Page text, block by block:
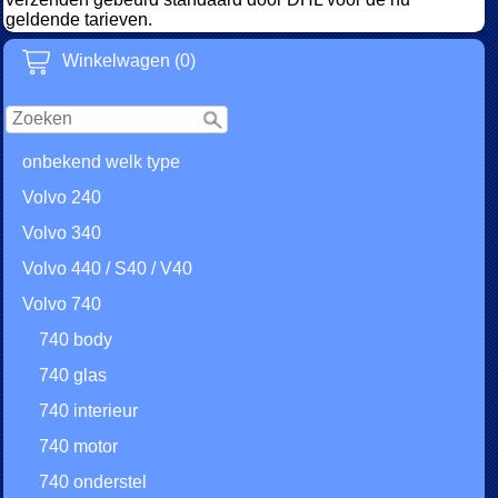
Winkelwagen (0)
onbekend welk type
Volvo 240
Volvo 340
Volvo 440 / S40 / V40
Volvo 740
740 body
740 glas
740 interieur
740 motor
740 onderstel
geldende tarieven.